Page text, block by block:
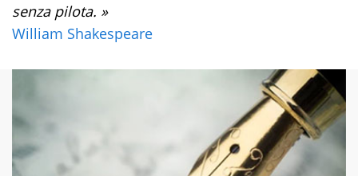
senza pilota. »
William Shakespeare